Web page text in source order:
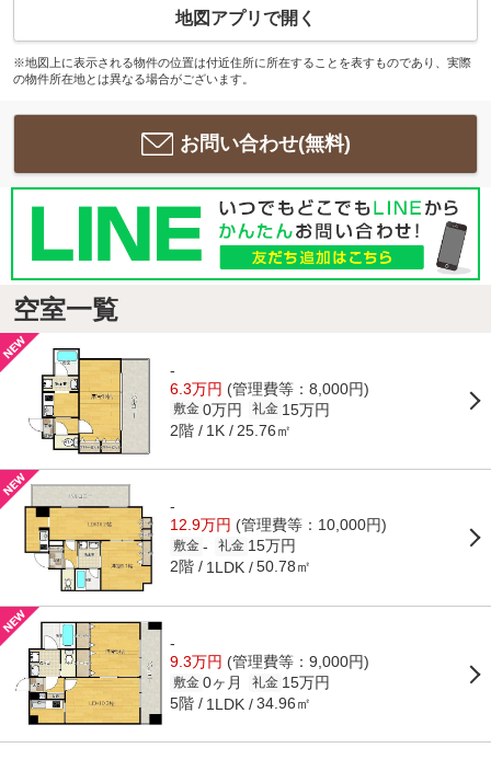
地図アプリで開く
※地図上に表示される物件の位置は付近住所に所在することを表すものであり、実際
の物件所在地とは異なる場合がございます。
お問い合わせ(無料)
空室一覧
-
6.3万円 (管理費等：8,000円)
敷金 0万円 礼金 15万円
2階 1K 25.76㎡
-
12.9万円 (管理費等：10,000円)
敷金 - 礼金 15万円
2階 1LDK 50.78㎡
-
9.3万円 (管理費等：9,000円)
敷金 0ヶ月 礼金 15万円
5階 1LDK 34.96㎡